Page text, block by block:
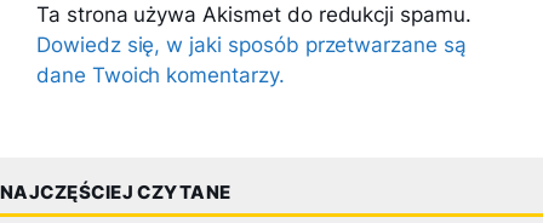
Ta strona używa Akismet do redukcji spamu.
Dowiedz się, w jaki sposób przetwarzane są
dane Twoich komentarzy.
NAJCZĘŚCIEJ CZYTANE